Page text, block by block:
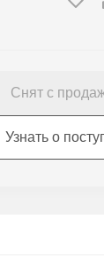
Снят с
Узнать о